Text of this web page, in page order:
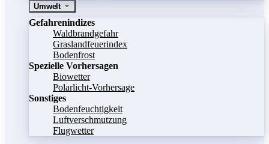
Umwelt
Gefahrenindizes
Waldbrandgefahr
Graslandfeuerindex
Bodenfrost
Spezielle Vorhersagen
Biowetter
Polarlicht-Vorhersage
Sonstiges
Bodenfeuchtigkeit
Luftverschmutzung
Flugwetter